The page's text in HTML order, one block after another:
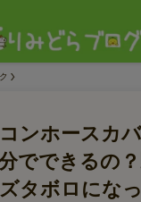
ンホースカ
でできるの
タボロにな